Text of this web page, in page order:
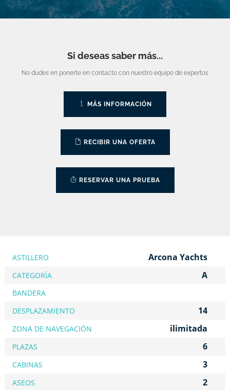
Si deseas saber más...
No dudes en ponerte en contacto con nuestro equipo de expertos
MÁS INFORMACIÓN
RECIBIR UNA OFERTA
RESERVAR UNA PRUEBA
ASTILLERO Arcona Yachts
CATEGORÍA A
BANDERA
DESPLAZAMIENTO
14
ZONA DE NAVEGACIÓN ilimitada
PLAZAS 6
CABINAS 3
ASEOS 2